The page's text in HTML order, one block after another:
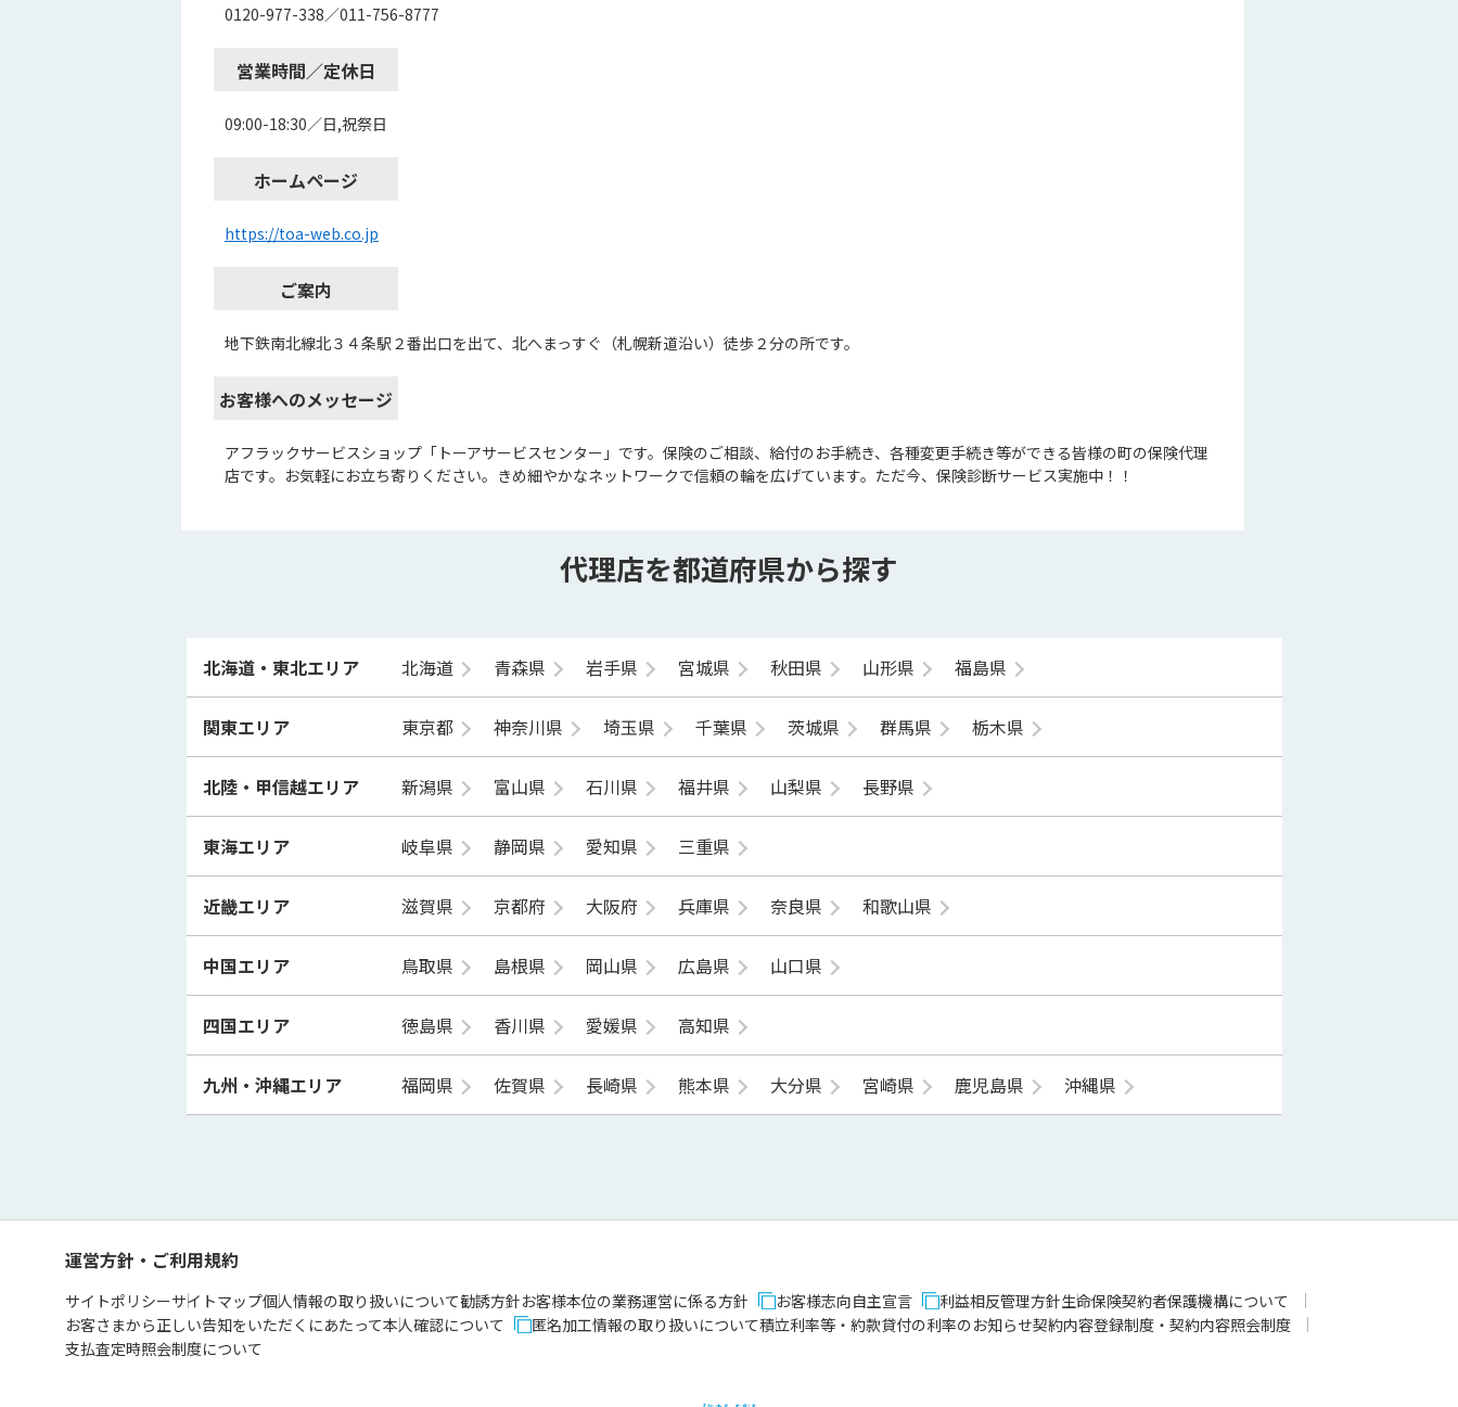
0120-977-338／011-756-8777
営業時間／定休日
09:00-18:30／日,祝祭日
ホームページ
https://toa-web.co.jp
ご案内
地下鉄南北線北３４条駅２番出口を出て、北へまっすぐ（札幌新道沿い）徒歩２分の所です。
お客様へのメッセージ
アフラックサービスショップ「トーアサービスセンター」です。保険のご相談、給付のお手続き、各種変更手続き等ができる皆様の町の保険代理
店です。お気軽にお立ち寄りください。きめ細やかなネットワークで信頼の輪を広げています。ただ今、保険診断サービス実施中！！
代理店を都道府県から探す
北海道・東北エリア 北海道 青森県 岩手県 宮城県 秋田県 山形県 福島県
関東エリア 東京都 神奈川県 埼玉県 千葉県 茨城県 群馬県 栃木県
北陸・甲信越エリア 新潟県 富山県 石川県 福井県 山梨県 長野県
東海エリア 岐阜県 静岡県 愛知県 三重県
近畿エリア 滋賀県 京都府 大阪府 兵庫県 奈良県 和歌山県
中国エリア 鳥取県 島根県 岡山県 広島県 山口県
四国エリア 徳島県 香川県 愛媛県 高知県
九州・沖縄エリア 福岡県 佐賀県 長崎県 熊本県 大分県 宮崎県 鹿児島県 沖縄県
運営方針・ご利用規約
サイトポリシーサイトマップ個人情報の取り扱いについて勧誘方針お客様本位の業務運営に係る方針 お客様志向自主宣言 利益相反管理方針生命保険契約者保護機構について
お客さまから正しい告知をいただくにあたって本人確認について 匿名加工情報の取り扱いについて積立利率等・約款貸付の利率のお知らせ契約内容登録制度・契約内容照会制度
支払査定時照会制度について